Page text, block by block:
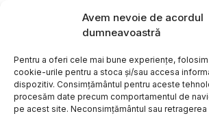
Avem nevoie de acordul
dumneavoastră
Pentru a oferi cele mai bune experiențe,
cookie-urile pentru a stoca și/sau accesa
dispozitiv. Consimțământul pentru aceste
procesăm date precum comportamentul de
pe acest site. Neconsimțământul sau